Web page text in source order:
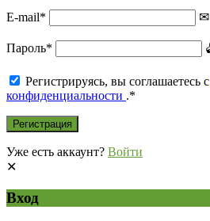
E-mail*
Пароль*
Регистрируясь, вы соглашаетесь с
конфиденциальности .*
Уже есть аккаунт? Войти
Вход